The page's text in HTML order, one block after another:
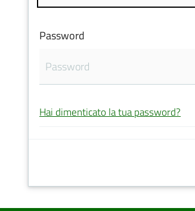
Password
Hai dimenticato la tua password?